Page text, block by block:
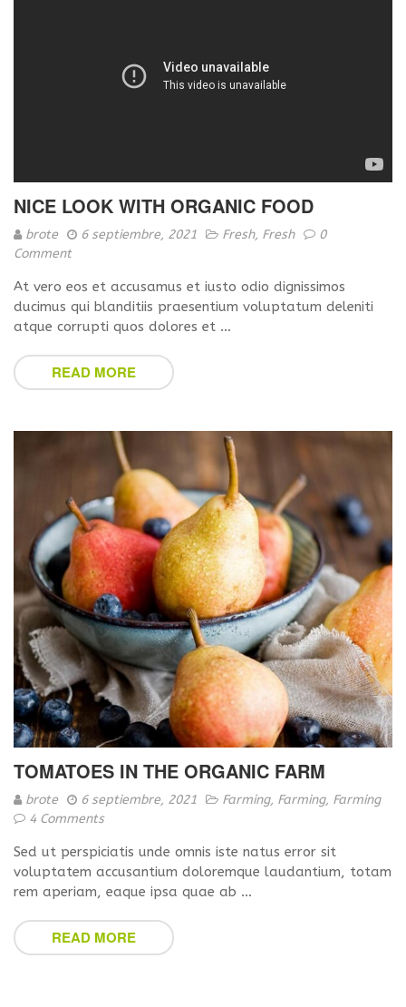
NICE LOOK WITH ORGANIC FOOD
brote 6 septiembre, 2021 Fresh, Fresh
0
Comment
At vero eos et accusamus et iusto odio dignissimos
ducimus qui blanditiis praesentium voluptatum deleniti
atque corrupti quos dolores et …
READ MORE
TOMATOES IN THE ORGANIC FARM
brote 6 septiembre, 2021 Farming, Farming, Farming
4 Comments
Sed ut perspiciatis unde omnis iste natus error sit
voluptatem accusantium doloremque laudantium, totam
rem aperiam, eaque ipsa quae ab …
READ MORE